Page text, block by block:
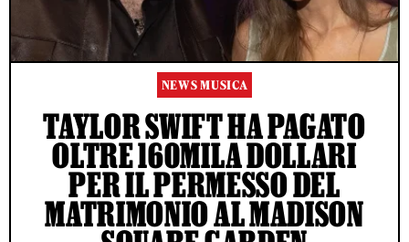
NEWS MUSICA
TAYLOR SWIFT HA PAGATO
OLTRE 160MILA DOLLARI
PER IL PERMESSO DEL
MATRIMONIO AL MADISON